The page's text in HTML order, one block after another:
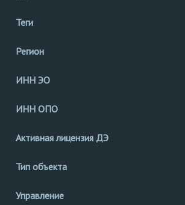
Теги
Регион
ИНН ЭО
ИНН ОПО
Активная лицензия ДЭ
Тип объекта
Управление